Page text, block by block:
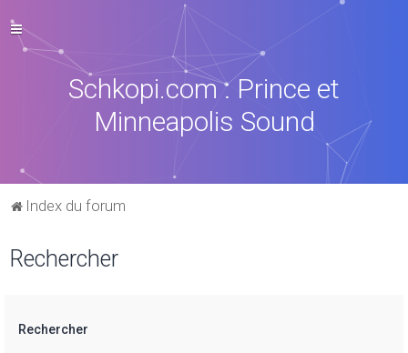
Schkopi.com : Prince et
Minneapolis Sound
Index du forum
Rechercher
Rechercher